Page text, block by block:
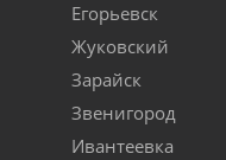
Егорьевск
Жуковский
Зарайск
Звенигород
Ивантеевка